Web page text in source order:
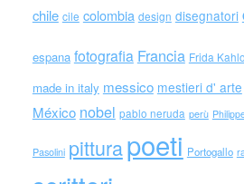
chile cile colombia design disegnatori
espana fotografia Francia Frida Kahlo
made in italy messico mestieri d' arte
México nobel pablo neruda perù
Pasolini pitturapoeti Portogallo